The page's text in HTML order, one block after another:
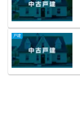
戸建